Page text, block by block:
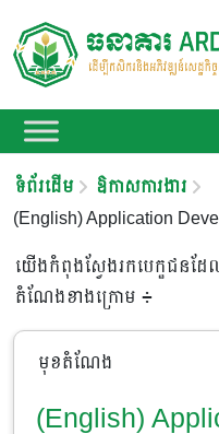
ទំព័រដើម
ឱកាសការងារ​
(English) Application
យើងកំពុងស្វែងរកបេក្ខជនដ
តំណែងខាងក្រោម ៖
មុខតំណែង
(English)